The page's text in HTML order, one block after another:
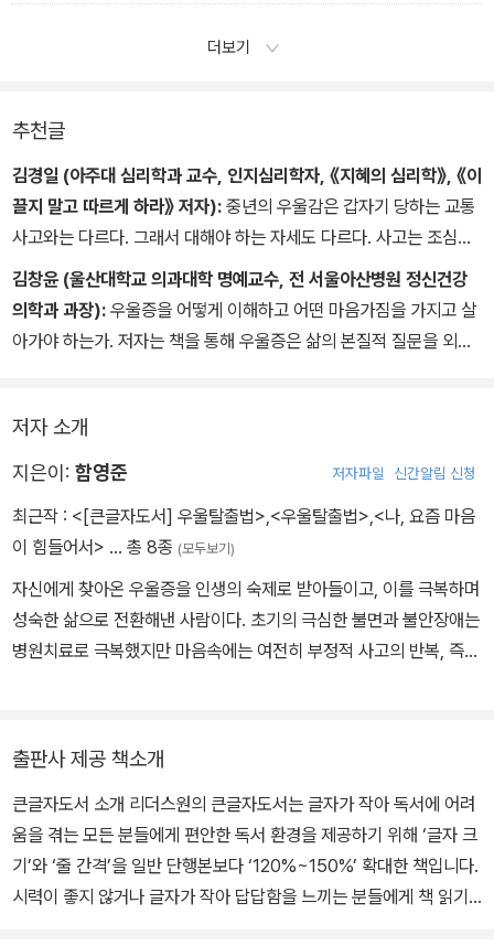
얼마쯤 달렸을까, 서울행 고속도로 진입을 알리는 표지판이 나타났
는데 엉뚱한 길로 빠져버린 것이다. 이러기를 수차례. 다람쥐 쳇바퀴
-1부 '악마의 주술에 걸린 불면의 밤'
수 있다고 마음먹으면 극복할 수 있고, 해낼 수 없다고 생각하면 아무
요.'
를 되살려주었다. 참으로 오랜만에 마음이 환해졌다. 희망의 빛이 솟
아나는 것 같았다. 나는 치료에 어떤 방법이 있느냐고 물었다.
-1부 '우울증 극복의 첫 단계, 약물요법'
그대로 느껴보자.
더보기
추천글
김경일 (아주대 심리학과 교수, 인지심리학자, 《지혜의 심리학》, 《이
끌지 말고 따르게 하라》 저자): 중년의 우울감은 갑자기 당하는 교통
사고와는 다르다. 그래서 대해야 하는 자세도 다르다. 사고는 조심하
고 예방해야 하지만 병은 왜 그 결과가 나왔는지 퍼즐을 맞춰보고 이
해를 해보는 것이 필요하다. 이를 위해 그만큼을 살아내고 이겨내본
사람들의 이야기가 필요하다. 이제 우리 앞에 그런 이야기가 하나 놓
정으로 가능하다는 분명한 사실 말이다.
김창윤 (울산대학교 의과대학 명예교수, 전 서울아산병원 정신건강
의학과 과장): 우울증을 어떻게 이해하고 어떤 마음가짐을 가지고 살
아가야 하는가. 저자는 책을 통해 우울증은 삶의 본질적 질문을 외면
다. 이 책은 우울증을 극복하기 위해서는 뇌과학을 넘어 존재론적 관
점에서 삶을 바라볼 필요가 있음을 일깨워준다. 또한 종교적 심성을
하는 내용을 담고 있다. 단순한 공감이나 위로의 말보다는 개인적 체
험을 통해 얻은 삶의 통찰을 담고 있다는 점에서 독자들에게 더욱 와
닿을 것으로 생각된다.
저자 소개
지은이: 함영준 저자파일 신간알림 신청
최근작 : <[큰글자도서] 우울탈출법> <우울탈출법> <나, 요즘 마음
이 힘들어서> … 총 8종 (모두보기)
자신에게 찾아온 우울증을 인생의 숙제로 받아들이고, 이를 극복하며
성숙한 삶으로 전환해낸 사람이다. 초기의 극심한 불면과 불안장애는
병원치료로 극복했지만 마음속에는 여전히 부정적 사고의 반복, 즉
신과 의사와 환자, 심리학자, 뇌과학자, 명상가, 종교인, 철학자, 예술
인, 명리학자와 나눈 대화는 그 자체로 ‘마음 공부’였고, 삶에 대한 통
찰로 이어졌다. 대학 심리학과에 편입해 공부한 심리학 이론은 자기
탐구의 길잡이가 되어주었다. 아울러 MBSR, 고엔카 명상 등 세계적
인 명상 프로그램을 익히고, 인도 리시케시에서 명상 수련을 했다.
출판사 제공 책소개
큰글자도서 소개 리더스원의 큰글자도서는 글자가 작아 독서에 어려
움을 겪는 모든 분들에게 편안한 독서 환경을 제공하기 위해 ‘글자 크
기’와 ‘줄 간격’을 일반 단행본보다 ‘120%~150%’ 확대한 책입니다.
시력이 좋지 않거나 글자가 작아 답답함을 느끼는 분들에게 책 읽기